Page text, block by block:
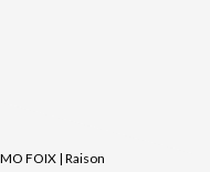
FOIX | Raison